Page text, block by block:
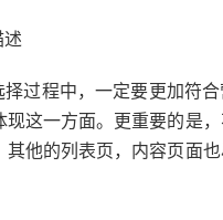
过程中，一定要更加符合
现这一方面。更重要的是
其他的列表页，内容页面